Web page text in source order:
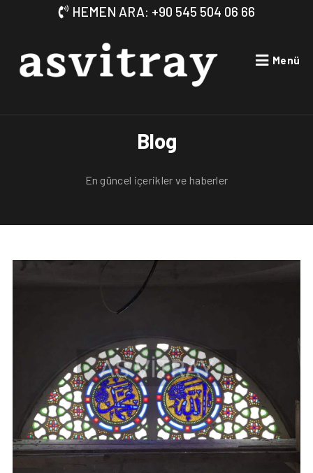
HEMEN ARA: +90 545 504 06 66
Menü
Blog
En güncel içerikler ve haberler